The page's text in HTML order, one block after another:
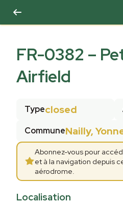
FR-0382 –
Airfield
Typeclosed
CommuneNailly,
Abonnez-vous pour
et à la navigation depuis
aérodrome.
Localisation